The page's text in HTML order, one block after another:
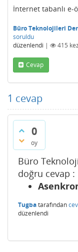
İnternet tabanlı e-
Büro Teknolojileri
soruldu
düzenlendi | 415
Cevap
1 cevap
0
oy
Büro
doğru cevap :
Tugbatarafından
düzenlendi